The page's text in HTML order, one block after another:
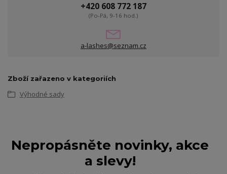
+420 608 772 187
(Po-Pá, 9-16 hod.)
a-lashes@seznam.cz
Zboží zařazeno v kategoriích
Výhodné sady
Nepropásněte novinky, akce
a slevy!